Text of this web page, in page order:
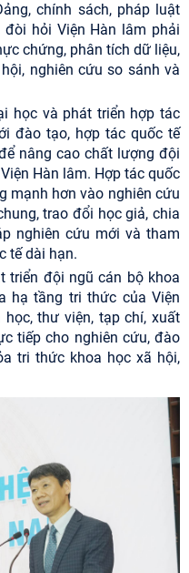
chính sách, pháp luật
hỏi Viện Hàn lâm phải
chứng, phân tích dữ liệu,
nghiên cứu so sánh và
học và phát triển hợp tác
đào tạo, hợp tác quốc tế
nâng cao chất lượng đội
Hàn lâm. Hợp tác quốc
mạnh hơn vào nghiên cứu
trao đổi học giả, chia
nghiên cứu mới và tham
tế dài hạn.
triển đội ngũ cán bộ khoa
hạ tầng tri thức của Viện
thư viện, tạp chí, xuất
tiếp cho nghiên cứu, đào
tri thức khoa học xã hội,